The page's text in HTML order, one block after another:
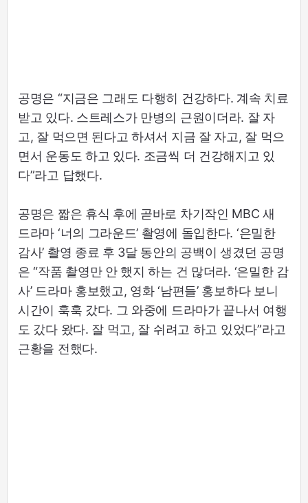
공명은 “지금은 그래도 다행히 건강하다. 계속 치료
받고 있다. 스트레스가 만병의 근원이더라. 잘 자
고, 잘 먹으면 된다고 하셔서 지금 잘 자고, 잘 먹으
면서 운동도 하고 있다. 조금씩 더 건강해지고 있
다”라고 답했다.
공명은 짧은 휴식 후에 곧바로 차기작인 MBC 새
드라마 ‘너의 그라운드’ 촬영에 돌입한다. ‘은밀한
감사’ 촬영 종료 후 3달 동안의 공백이 생겼던 공명
은 “작품 촬영만 안 했지 하는 건 많더라. ‘은밀한 감
사’ 드라마 홍보했고, 영화 ‘남편들’ 홍보하다 보니
시간이 훅훅 갔다. 그 와중에 드라마가 끝나서 여행
도 갔다 왔다. 잘 먹고, 잘 쉬려고 하고 있었다”라고
근황을 전했다.